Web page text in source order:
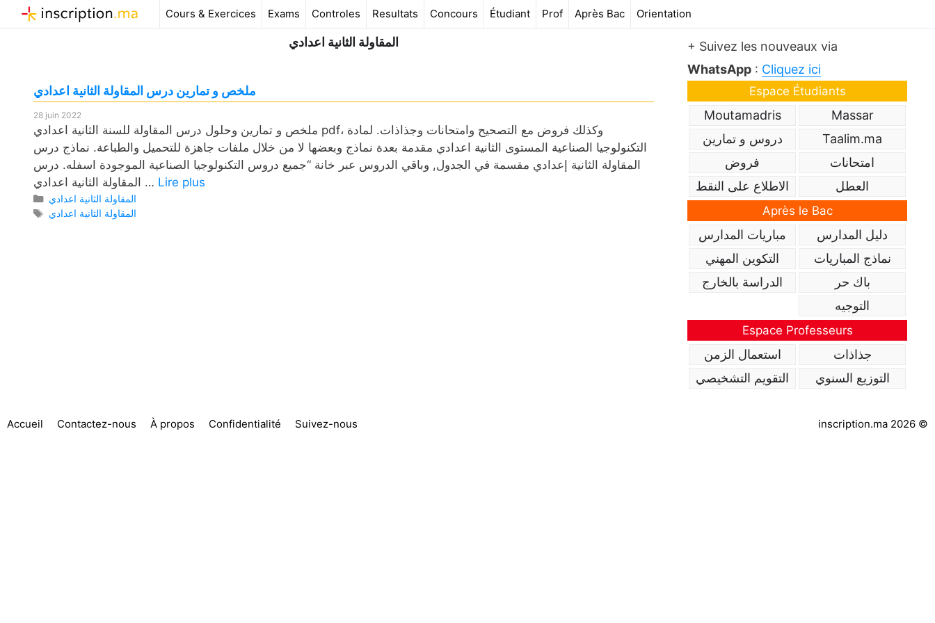
au
Cours & Exercices Exams Controles Resultats Concours Étudiant Prof Après Bac Orientation
المقاولة الثانية اعدادي
ملخص و تمارين درس المقاولة الثانية اعدادي
28 juin 2022
ملخص و تمارين وحلول درس المقاولة للسنة الثانية اعدادي pdf، وكذلك فروض مع التصحيح وامتحانات وجذاذات. لمادة
التكنولوجيا الصناعية المستوى الثانية اعدادي مقدمة بعدة نماذج وبعضها لا من خلال ملفات جاهزة للتحميل والطباعة. نماذج درس
المقاولة الثانية إعدادي مقسمة في الجدول, وباقي الدروس عبر خانة “جميع دروس التكنولوجيا الصناعية الموجودة اسفله. درس
المقاولة الثانية اعدادي … Lire plus
Catégories
المقاولة الثانية اعدادي
Étiquettes
المقاولة الثانية اعدادي
+ Suivez les nouveaux via
WhatsApp : Cliquez ici
Espace Étudiants
Massar
Moutamadris
Taalim.ma
دروس و تمارين
امتحانات
فروض
العطل
الاطلاع على النقط
Après le Bac
دليل المدارس
مباريات المدارس
نماذج المباريات
التكوين المهني
باك حر
الدراسة بالخارج
التوجيه
Espace Professeurs
جذاذات
استعمال الزمن
التوزيع السنوي
التقويم التشخيصي
Accueil Contactez-nous À propos Confidentialité Suivez-nous inscription.ma 2026 ©